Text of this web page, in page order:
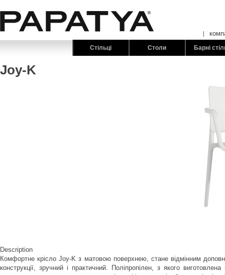
Стільці Столи Барні
Joy-K
Description
Комфортне крісло Joy-K з матовою поверхнею, стане відмінним
конструкції, зручний і практичний. Поліпропілен, з якого